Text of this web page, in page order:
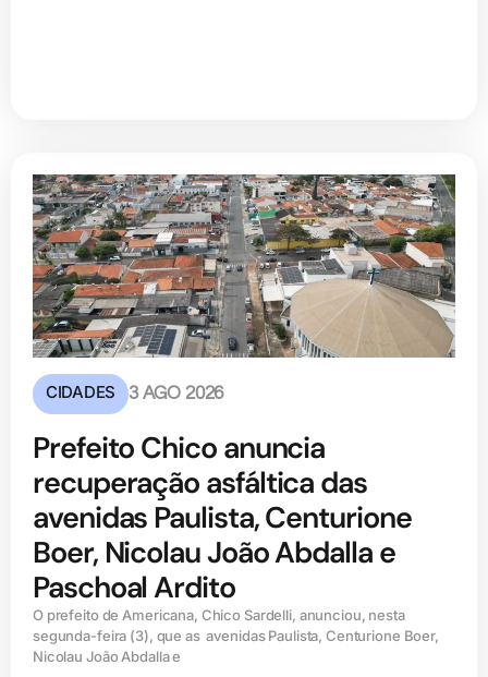
CIDADES 3 AGO 2026
Prefeito Chico anuncia
recuperação asfáltica das
avenidas Paulista, Centurione
Boer, Nicolau João Abdalla e
Paschoal Ardito
O prefeito de Americana, Chico Sardelli, anunciou, nesta
segunda-feira (3), que as avenidas Paulista, Centurione Boer,
Nicolau João Abdalla e